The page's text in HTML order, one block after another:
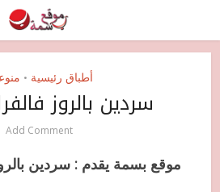
أطباق رئيسية •
سردين بالروز
Add Comment
موقع بسمة يقدم : سردين